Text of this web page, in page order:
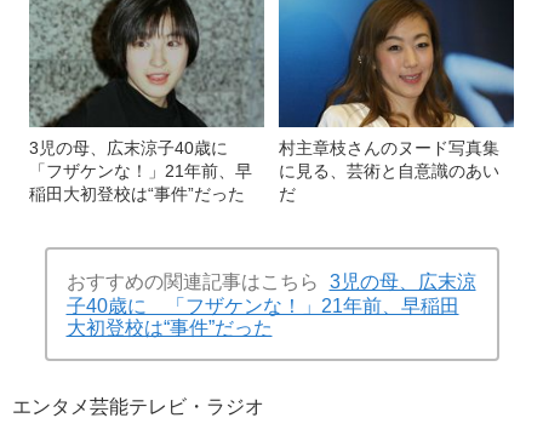
3児の母、広末涼子40歳に
「フザケンな！」21年前、早
稲田大初登校は“事件”だった
村主章枝さんのヌード写真集
に見る、芸術と自意識のあい
だ
おすすめの関連記事はこちら
3児の母、広末涼
子40歳に 「フザケンな！」21年前、早稲田
大初登校は“事件”だった
エンタメ芸能テレビ・ラジオ